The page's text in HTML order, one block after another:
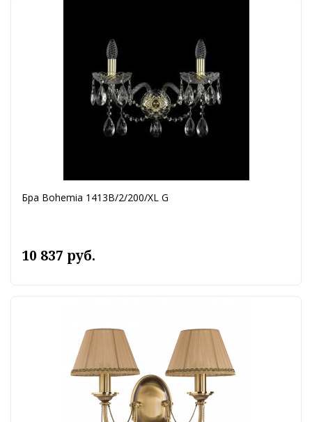
Бра Bohemia 1413B/2/200/XL G
10 837 руб.